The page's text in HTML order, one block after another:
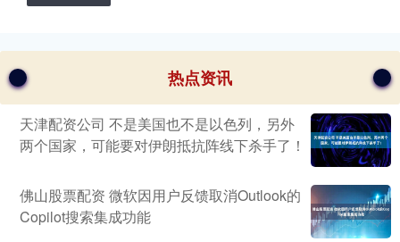
热点资讯
天津配资公司 不是美国也不是以色列，另外
两个国家，可能要对伊朗抵抗阵线下杀手了！
佛山股票配资 微软因用户反馈取消Outlook的
Copilot搜索集成功能